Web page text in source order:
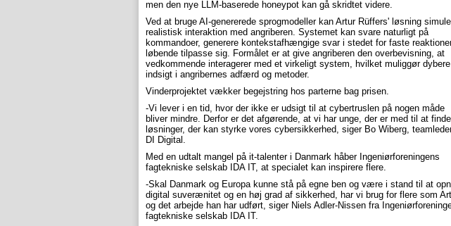
men den nye LLM-baserede honeypot kan gå skridtet videre.
Ved at bruge AI-genererede sprogmodeller kan Artur Rüffers' løsning
realistisk interaktion med angriberen. Systemet kan svare naturligt på
kommandoer, generere kontekstafhængige svar i stedet for faste
løbende tilpasse sig. Formålet er at give angriberen den overbevisning, at
vedkommende interagerer med et virkeligt system, hvilket muliggør dybere
indsigt i angribernes adfærd og metoder.
Vinderprojektet vækker begejstring hos parterne bag prisen.
-Vi lever i en tid, hvor der ikke er udsigt til at cybertruslen på nogen måde
bliver mindre. Derfor er det afgørende, at vi har unge, der er med til at finde
løsninger, der kan styrke vores cybersikkerhed, siger Bo Wiberg,
DI Digital.
Med en udtalt mangel på it-talenter i Danmark håber Ingeniørforeningens
fagtekniske selskab IDA IT, at specialet kan inspirere flere.
-Skal Danmark og Europa kunne stå på egne ben og være i stand til at
digital suverænitet og en høj grad af sikkerhed, har vi brug for flere som
og det arbejde han har udført, siger Niels Adler-Nissen fra
fagtekniske selskab IDA IT.